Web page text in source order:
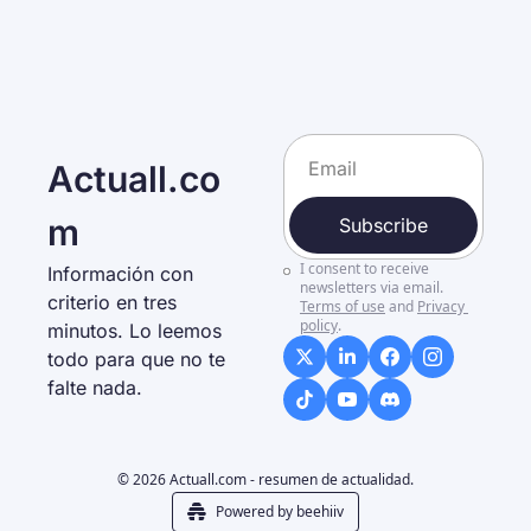
Actuall.co
m
Información con
criterio en tres
minutos. Lo leemos
todo para que no te
falte nada.
Subscribe
I consent to receive
newsletters via email.
Terms of use and Privacy
policy.
© 2026 Actuall.com - resumen de actualidad.
Powered by beehiiv